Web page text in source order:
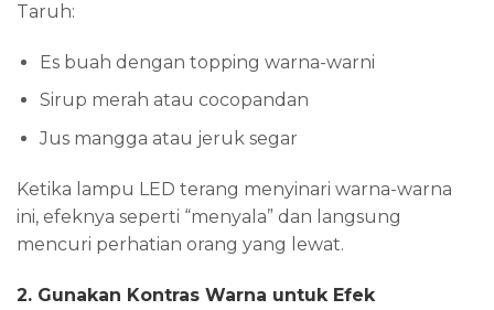
Taruh:
Es buah dengan topping warna-warni
Sirup merah atau cocopandan
Jus mangga atau jeruk segar
Ketika lampu LED terang menyinari warna-warna
ini, efeknya seperti “menyala” dan langsung
mencuri perhatian orang yang lewat.
2. Gunakan Kontras Warna untuk Efek